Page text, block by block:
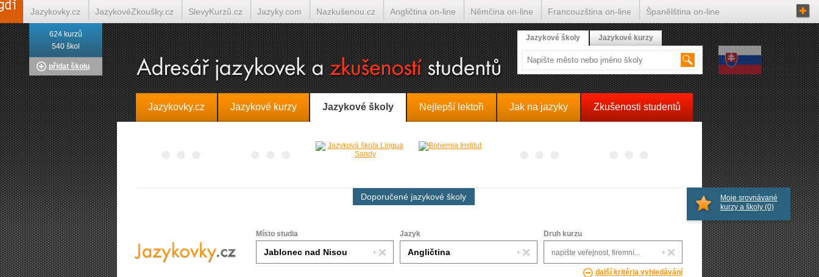
Jazykovky.cz Jazykové kurzy Jazykové školy Nejlepší lektoři Jak na jazyky Zkušenosti studentů
Doporučené jazykové školy
Místo studia Jazyk Druh kurzu
další kritéria vyhledávání
Moje srovnávané
kurzy a školy (0)
624 kurzů
540 škol
přidat školu
Jazykové školy Jazykové kurzy
Jazykovky.cz JazykovéZkoušky.cz SlevyKurzů.cz Jazyky.com Nazkušenou.cz Angličtina on-line Němčina on-line Francouzština on-line Španělština on-line
Italština on-line Tlumočení-Překlady.cz Překládá.cz Tlumočí.cz